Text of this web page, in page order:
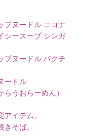
プヌードル ココナ
シースープ シンガ
プヌードル パクチ
ードル
うおらーめん）
イテム。
そば。